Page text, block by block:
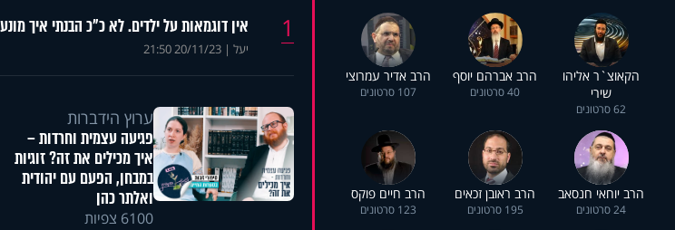
הקאוצ`ר אליהו
שירי
62 סרטונים
הרב אברהם יוסף
40 סרטונים
הרב אדיר עמרוצי
107 סרטונים
הרב יוחאי חנסאב
24 סרטונים
הרב ראובן זכאים
195 סרטונים
הרב חיים פוקס
123 סרטונים
1 אין דוגמאות על ילדים. לא כ"כ הבנתי איך
יעל |
20/11/23 21:50
ערוץ הידברות
פגיעה עצמית וחרדות –
איך מכילים את זה? זוגיות
במבחן, הפעם עם יהודית
ואלתר כהן
6100 צפיות